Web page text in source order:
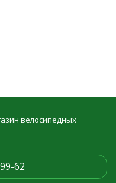
велосипедных
62